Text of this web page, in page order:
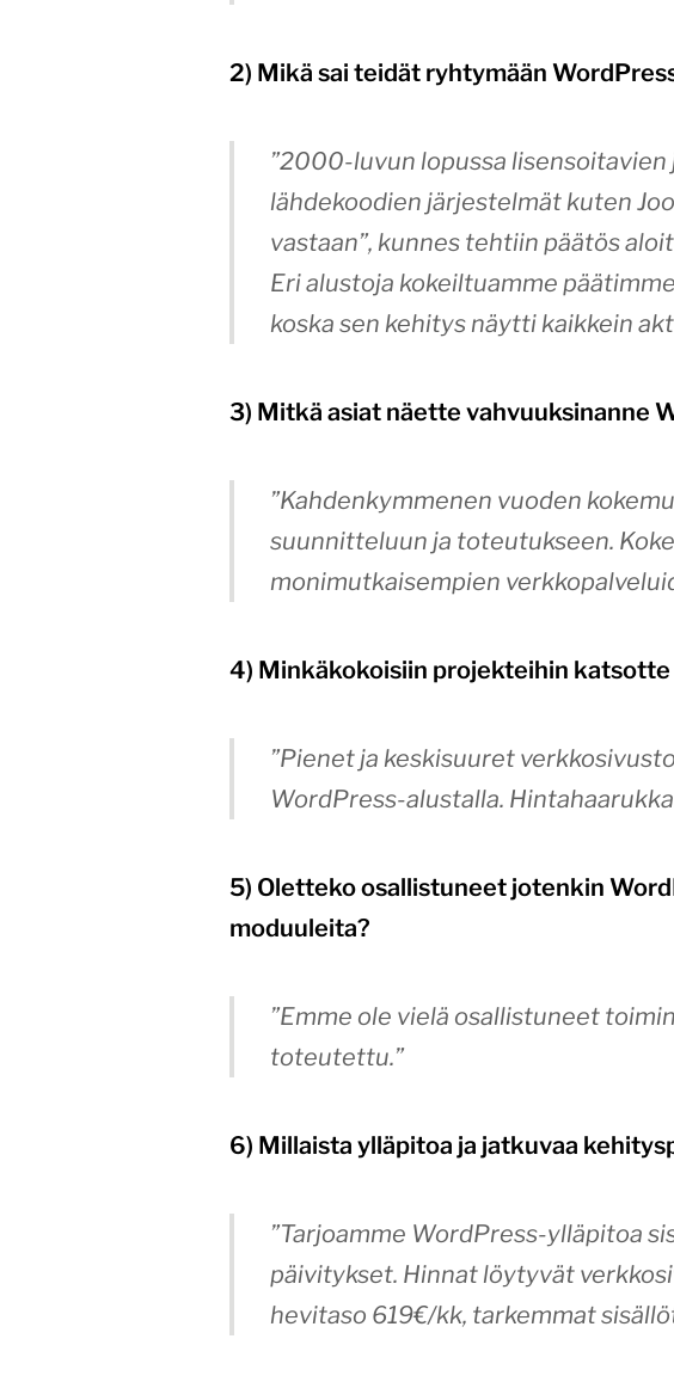
2) Mikä sai teidät ryhtymään
”2000-luvun lopussa
lähdekoodien järjestelmät kuten
vastaan”, kunnes tehtiin päätös
Eri alustoja kokeiltuamme
koska sen kehitys näytti kaikkein
3) Mitkä asiat näette vahvuuksinanne
”Kahdenkymmenen vuoden
suunnitteluun ja toteutukseen.
monimutkaisempien
4) Minkäkokoisiin projekteihin
”Pienet ja keskisuuret
WordPress-alustalla.
5) Oletteko osallistuneet jotenkin
moduuleita?
”Emme ole vielä osallistuneet
toteutettu.”
6) Millaista ylläpitoa ja jatkuvaa
”Tarjoamme WordPress-ylläpitoa
päivitykset. Hinnat löytyvät
hevitaso 619€/kk, tarkemmat